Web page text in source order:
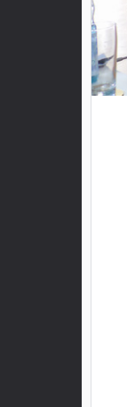
Schotten
Schlitz
Antrifttal
Feldatal